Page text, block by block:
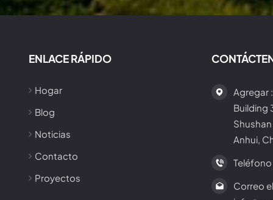
ENLACE RÁPIDO
Hogar
Blog
Noticias
Contacto
Proyectos
Agregar
Building
Anhui,
Teléfono
Correo